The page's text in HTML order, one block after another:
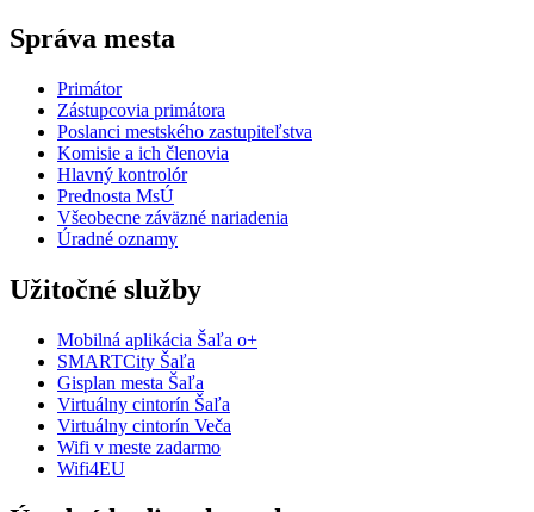
Správa mesta
Primátor
Zástupcovia primátora
Poslanci mestského zastupiteľstva
Komisie a ich členovia
Hlavný kontrolór
Prednosta MsÚ
Všeobecne záväzné nariadenia
Úradné oznamy
Užitočné služby
Mobilná aplikácia Šaľa o+
SMARTCity Šaľa
Gisplan mesta Šaľa
Virtuálny cintorín Šaľa
Virtuálny cintorín Veča
Wifi v meste zadarmo
Wifi4EU